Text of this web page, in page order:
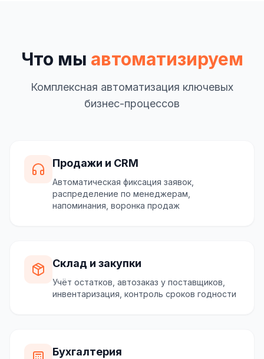
Что мы автоматизируем
Комплексная автоматизация ключевых
бизнес-процессов
Продажи и CRM
Автоматическая фиксация заявок,
распределение по менеджерам,
напоминания, воронка продаж
Склад и закупки
Учёт остатков, автозаказ у поставщиков,
инвентаризация, контроль сроков годности
Бухгалтерия